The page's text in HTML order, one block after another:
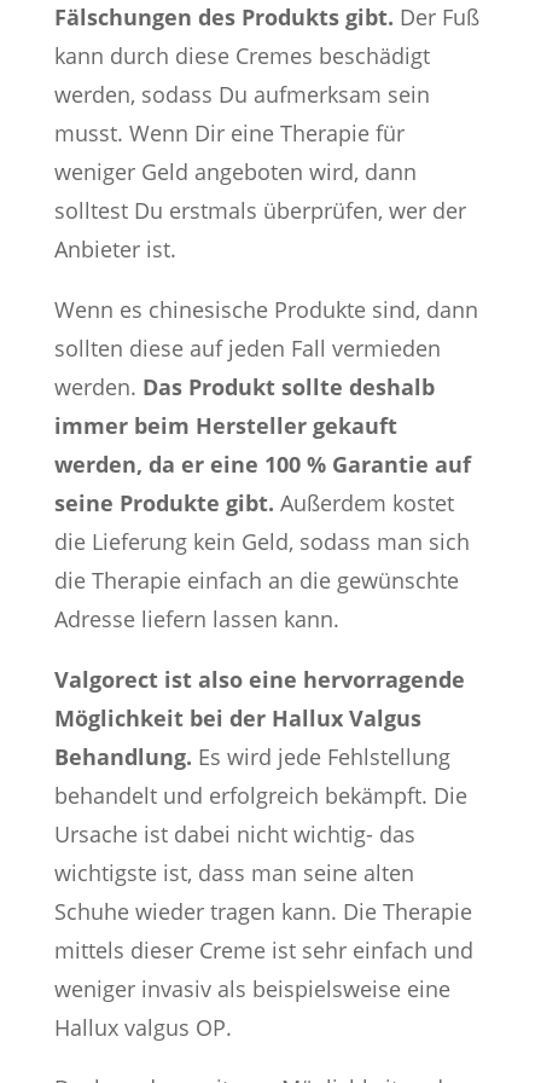
Fälschungen des Produkts gibt. Der Fuß
kann durch diese Cremes beschädigt
werden, sodass Du aufmerksam sein
musst. Wenn Dir eine Therapie für
weniger Geld angeboten wird, dann
solltest Du erstmals überprüfen, wer der
Anbieter ist.
Wenn es chinesische Produkte sind, dann
sollten diese auf jeden Fall vermieden
werden. Das Produkt sollte deshalb
immer beim Hersteller gekauft
werden, da er eine 100 % Garantie auf
seine Produkte gibt. Außerdem kostet
die Lieferung kein Geld, sodass man sich
die Therapie einfach an die gewünschte
Adresse liefern lassen kann.
Valgorect ist also eine hervorragende
Möglichkeit bei der Hallux Valgus
Behandlung. Es wird jede Fehlstellung
behandelt und erfolgreich bekämpft. Die
Ursache ist dabei nicht wichtig- das
wichtigste ist, dass man seine alten
Schuhe wieder tragen kann. Die Therapie
mittels dieser Creme ist sehr einfach und
weniger invasiv als beispielsweise eine
Hallux valgus OP.